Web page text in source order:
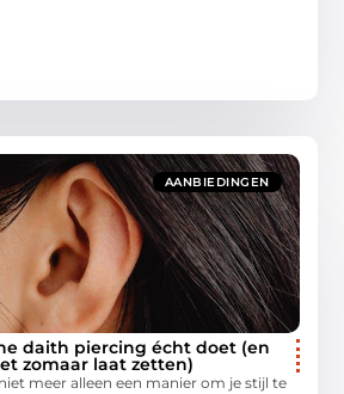
AANBIEDINGEN
daith piercing écht doet (en
zomaar laat zetten)
meer alleen een manier om je stijl te